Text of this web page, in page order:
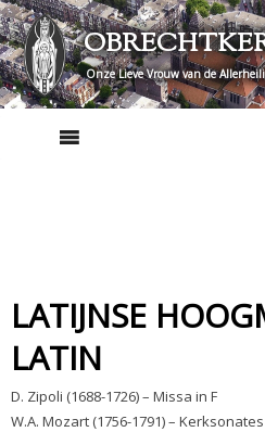
Skip
to
content
Onze Lieve Vrouw van de
LATIJNSE
LATIN
D. Zipoli (1688-1726) – Missa in F
W.A. Mozart (1756-1791) – Kerksonates